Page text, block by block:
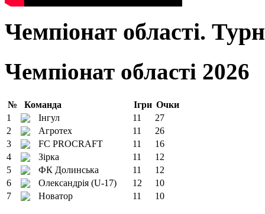
Чемпіонат області.
Чемпіонат області 2026
№ Команда Ігри Очки
1
Інгул 11
27
2
Агротех 11
26
3
FC PROCRAFT 11
16
4
Зірка 11
12
5
ФК Долинська 11
12
6
Олександрія (U-17) 12
10
7
Новатор 11 10